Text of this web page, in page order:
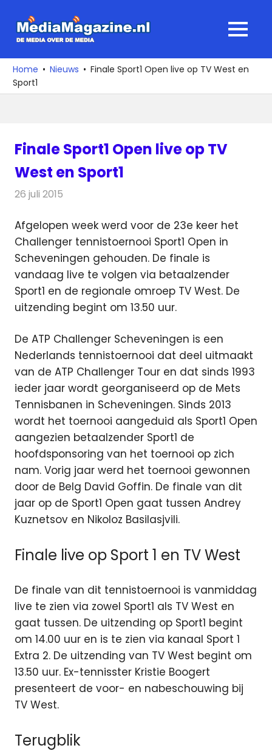
naar
media
over
de
MENU
Home Nieuws
Finale Sport1 Open live op TV West en
Sport1
Finale Sport1 Open live op TV
West en Sport1
26 juli 2015
Afgelopen week werd voor de 23e keer het
Challenger tennistoernooi Sport1 Open in
Scheveningen gehouden. De finale is
vandaag live te volgen via betaalzender
Sport1 en de regionale omroep TV West. De
uitzending begint om 13.50 uur.
De ATP Challenger Scheveningen is een
Nederlands tennistoernooi dat deel uitmaakt
van de ATP Challenger Tour en dat sinds 1993
ieder jaar wordt georganiseerd op de Mets
Tennisbanen in Scheveningen. Sinds 2013
wordt het toernooi aangeduid als Sport1 Open
aangezien betaalzender Sport1 de
hoofdsponsoring van het toernooi op zich
nam. Vorig jaar werd het toernooi gewonnen
door de Belg David Goffin. De finale van dit
jaar op de Sport1 Open gaat tussen Andrey
Kuznetsov en Nikoloz Basilasjvili.
Finale live op Sport 1 en TV West
De finale van dit tennistoernooi is vanmiddag
live te zien via zowel Sport1 als TV West en
gaat tussen. De uitzending op Sport1 begint
om 14.00 uur en is te zien via kanaal Sport 1
Extra 2. De uitzending van TV West begint om
13.50 uur. Ex-tennisster Kristie Boogert
presenteert de voor- en nabeschouwing bij
TV West.
Terugblik